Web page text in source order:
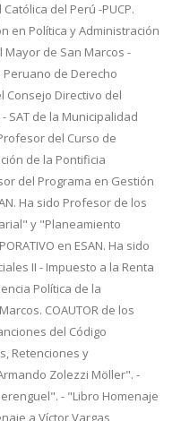
del Perú -PUCP.
en Política y Administración
de San Marcos -
Peruano de Derecho
Consejo Directivo del
SAT de la Municipalidad
del Curso de
de la Pontificia
del Programa en Gestión
Ha sido Profesor de los
y "Planeamiento
en ESAN. Ha sido
II - Impuesto a la Renta
Política de la
COAUTOR de los
del Código
Retenciones y
Zolezzi Möller". -
- "Libro Homenaje
a Víctor Vargas